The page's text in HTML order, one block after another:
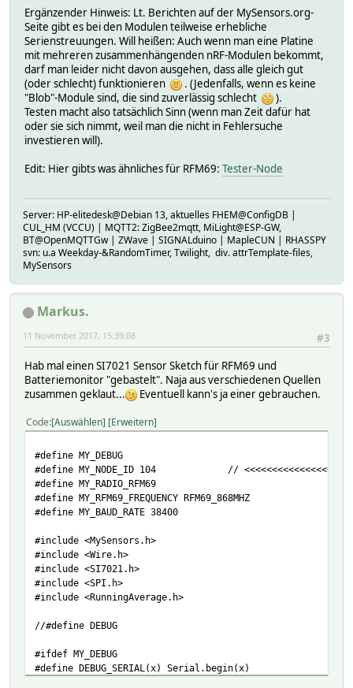
Ergänzender Hinweis: Lt. Berichten auf der MySensors.org-
Seite gibt es bei den Modulen teilweise erhebliche
Serienstreuungen. Will heißen: Auch wenn man eine Platine
mit mehreren zusammenhängenden nRF-Modulen bekommt,
darf man leider nicht davon ausgehen, dass alle gleich gut
(oder schlecht) funktionieren
. (Jedenfalls, wenn es keine
"Blob"-Module sind, die sind zuverlässig schlecht
).
Testen macht also tatsächlich Sinn (wenn man Zeit dafür hat
oder sie sich nimmt, weil man die nicht in Fehlersuche
investieren will).
Edit: Hier gibts was ähnliches für RFM69: Tester-Node
Server: HP-elitedesk@Debian 13, aktuelles FHEM@ConfigDB |
CUL_HM (VCCU) | MQTT2: ZigBee2mqtt, MiLight@ESP-GW,
BT@OpenMQTTGw | ZWave | SIGNALduino | MapleCUN | RHASSPY
svn: u.a Weekday-&RandomTimer, Twilight, div. attrTemplate-files,
MySensors
Markus.
#3
11 November 2017, 15:39:08
Hab mal einen SI7021 Sensor Sketch für RFM69 und
Batteriemonitor "gebastelt". Naja aus verschiedenen Quellen
zusammen geklaut...
Eventuell kann's ja einer gebrauchen.
Code Auswählen Erweitern
#define MY_DEBUG
#define MY_NODE_ID 104 //
#define MY_RADIO_RFM69
#define MY_RFM69_FREQUENCY RFM69_868MHZ
#define MY_BAUD_RATE 38400
#include <MySensors.h>
#include <Wire.h>
#include <SI7021.h>
#include <SPI.h>
#include <RunningAverage.h>
//#define DEBUG
#ifdef MY_DEBUG
#define DEBUG_SERIAL(x) Serial.begin(x)